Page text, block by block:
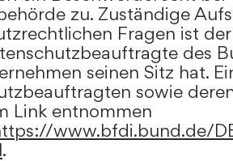
zu. Zuständige
Fragen ist der
des
seinen Sitz hat.
sowie
Link entnommen
www.bfdi.bund.de/
.